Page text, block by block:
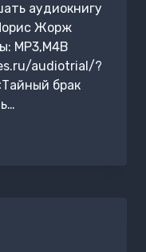
аудиокнигу
Жорж
MP3,M4B
audiotrial/?
брак